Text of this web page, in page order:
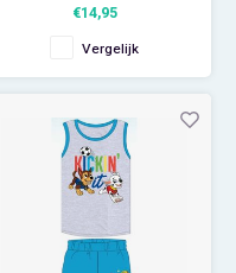
shortama heeft korte mouwen
en een short. Op het shirt staat
een afbeelding van Chase,
Rubble en Marshall op een
shortama is ook superleuk om
€14,95
Vergelijk